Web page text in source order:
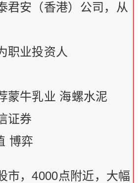
君安（香港）公司，从
职业投资人
蒙牛乳业 海螺水泥
证券
博弈
市，4000点附近，大幅